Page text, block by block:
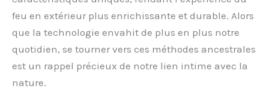
feu en extérieur plus enrichissante et durable. Alors
que la technologie envahit de plus en plus notre
quotidien, se tourner vers ces méthodes ancestrales
est un rappel précieux de notre lien intime avec la
nature.